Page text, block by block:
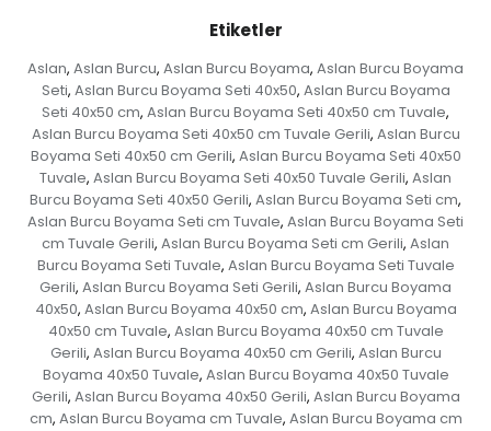
Etiketler
Aslan, Aslan Burcu, Aslan Burcu Boyama, Aslan Burcu Boyama
Seti, Aslan Burcu Boyama Seti 40x50, Aslan Burcu Boyama
Seti 40x50 cm, Aslan Burcu Boyama Seti 40x50 cm Tuvale,
Aslan Burcu Boyama Seti 40x50 cm Tuvale Gerili, Aslan Burcu
Boyama Seti 40x50 cm Gerili, Aslan Burcu Boyama Seti 40x50
Tuvale, Aslan Burcu Boyama Seti 40x50 Tuvale Gerili, Aslan
Burcu Boyama Seti 40x50 Gerili, Aslan Burcu Boyama Seti cm,
Aslan Burcu Boyama Seti cm Tuvale, Aslan Burcu Boyama Seti
cm Tuvale Gerili, Aslan Burcu Boyama Seti cm Gerili, Aslan
Burcu Boyama Seti Tuvale, Aslan Burcu Boyama Seti Tuvale
Gerili, Aslan Burcu Boyama Seti Gerili, Aslan Burcu Boyama
40x50, Aslan Burcu Boyama 40x50 cm, Aslan Burcu Boyama
40x50 cm Tuvale, Aslan Burcu Boyama 40x50 cm Tuvale
Gerili, Aslan Burcu Boyama 40x50 cm Gerili, Aslan Burcu
Boyama 40x50 Tuvale, Aslan Burcu Boyama 40x50 Tuvale
Gerili, Aslan Burcu Boyama 40x50 Gerili, Aslan Burcu Boyama
cm, Aslan Burcu Boyama cm Tuvale, Aslan Burcu Boyama cm